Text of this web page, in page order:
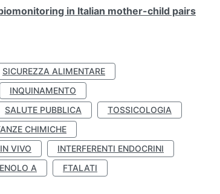
in Italian mother-child pairs
SICUREZZA ALIMENTARE
INQUINAMENTO
SALUTE PUBBLICA
TOSSICOLOGIA
CHIMICHE
VIVO
INTERFERENTI ENDOCRINI
A
FTALATI